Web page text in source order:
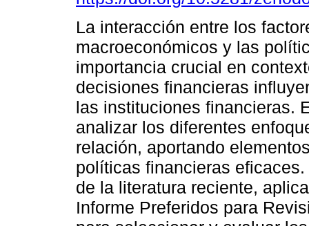
La interacción entre los
macroeconómicos y las
importancia crucial en
decisiones financieras
las instituciones financieras.
analizar los diferentes
relación, aportando
políticas financieras
de la literatura reciente,
Informe Preferidos para